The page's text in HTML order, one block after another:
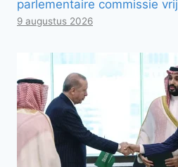
parlementaire commissie vrij
9 augustus 2026